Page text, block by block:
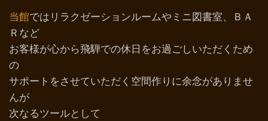
当館ではリラクゼーションルームやミニ図書室、ＢＡ
Ｒなど
お客様が心から飛騨での休日をお過ごしいただくため
の
サポートをさせていただく空間作りに余念がありませ
んが
次なるツールとして